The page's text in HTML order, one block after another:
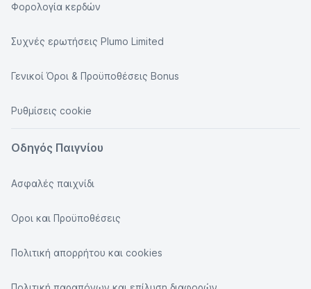
Φορολογία κερδών
Συχνές ερωτήσεις Plumo Limited
Γενικοί Όροι & Προϋποθέσεις Bonus
Ρυθμίσεις cookie
Οδηγός Παιγνίου
Ασφαλές παιχνίδι
Οροι και Προϋποθέσεις
Πολιτική απορρήτου και cookies